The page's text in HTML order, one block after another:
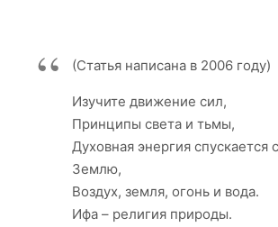
(Статья написана в 2006 году)
Изучите движение сил,
Принципы света и тьмы,
Духовная энергия спускается
Землю,
Воздух, земля, огонь и вода.
Ифа – религия природы.